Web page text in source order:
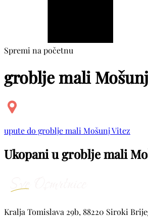
Spremi na početnu
groblje mali
upute do groblje mali Mošunj Vitez
Ukopani u groblje mali
Kralja Tomislava 29b, 88220 Siroki